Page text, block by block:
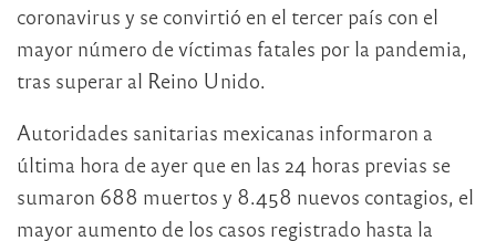
coronavirus y se convirtió en el tercer país con el
mayor número de víctimas fatales por la pandemia,
tras superar al Reino Unido.
Autoridades sanitarias mexicanas informaron a
última hora de ayer que en las 24 horas previas se
sumaron 688 muertos y 8.458 nuevos contagios, el
mayor aumento de los casos registrado hasta la